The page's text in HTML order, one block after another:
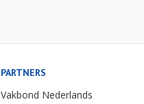
PARTNERS
Vakbond Nederlands